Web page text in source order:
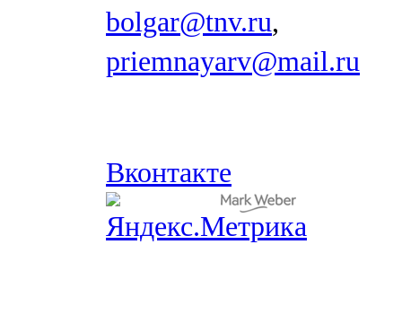
bolgar@tnv.ru,
priemnayarv@mail.ru
Вконтакте